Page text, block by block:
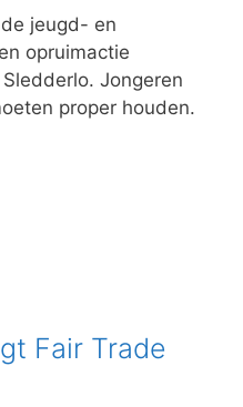
jeugd- en
opruimactie
Jongeren
proper houden.
Fair Trade